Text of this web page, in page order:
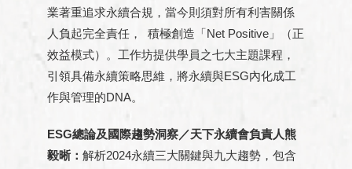
業著重追求永續合規，當今則須對所有利害關係
人負起完全責任， 積極創造「Net Positive」（正
效益模式）。工作坊提供學員之七大主題課程，
引領具備永續策略思維，將永續與ESG內化成工
作與管理的DNA。
ESG總論及國際趨勢洞察／天下永續會負責人熊
毅晰： 解析2024永續三大關鍵與九大趨勢，包含